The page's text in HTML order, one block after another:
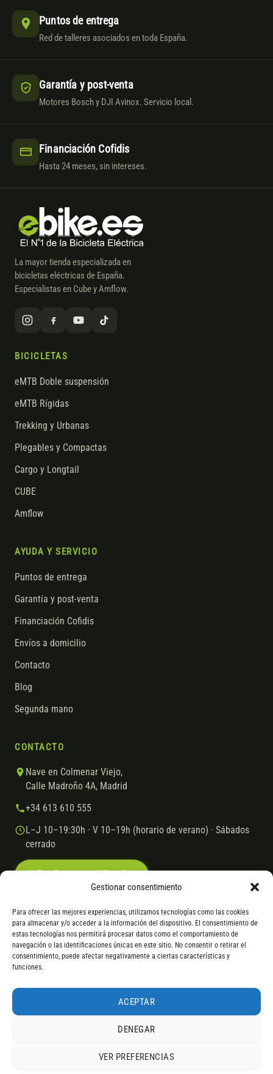
Gestionar consentimiento
Para ofrecer las mejores experiencias, utilizamos tecnologías como las cookies
para almacenar y/o acceder a la información del dispositivo. El consentimiento de
estas tecnologías nos permitirá procesar datos como el comportamiento de
navegación o las identificaciones únicas en este sitio. No consentir o retirar el
consentimiento, puede afectar negativamente a ciertas características y
funciones.
ACEPTAR
DENEGAR
VER PREFERENCIAS
Puntos de entrega
Red de talleres asociados en toda España.
Garantía y post-venta
Motores Bosch y DJI Avinox. Servicio local.
Financiación Cofidis
Hasta 24 meses, sin intereses.
La mayor tienda especializada en
bicicletas eléctricas de España.
Especialistas en Cube y Amflow.
BICICLETAS
eMTB Doble suspensión
eMTB Rígidas
Trekking y Urbanas
Plegables y Compactas
Cargo y Longtail
CUBE
Amflow
AYUDA Y SERVICIO
Puntos de entrega
Garantía y post-venta
Financiación Cofidis
Envíos a domicilio
Contacto
Blog
Segunda mano
CONTACTO
Nave en Colmenar Viejo,
Calle Madroño 4A, Madrid
+34 613 610 555
L–J 10–19:30h · V 10–19h (horario de verano) · Sábados
cerrado
© 2026 Ebike.esAviso legal Política de cookies
VISA Mastercard Transferencia Cofidis
Gasto de apertura: 4% hasta 18 meses y 7% a 24 meses. Consulta
* Los modelos con entrega inmediata se envían 24 h laborables tras el
servir el producto, se devuelve el importe sin coste. La información de